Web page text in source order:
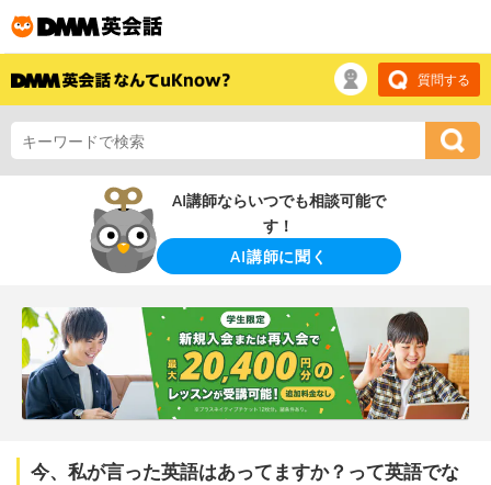
質問する
AI講師ならいつでも相談可能で
す！
AI講師に聞く
今、私が言った英語はあってますか？って英語でな